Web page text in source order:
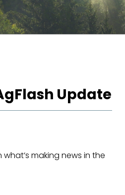
Update
making news in the